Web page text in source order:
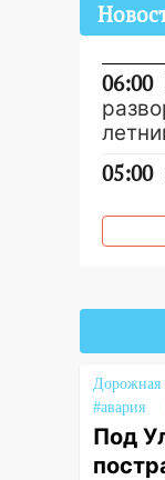
06:00
05:00
и
мире
03:30
Дорожная
#авария
Под